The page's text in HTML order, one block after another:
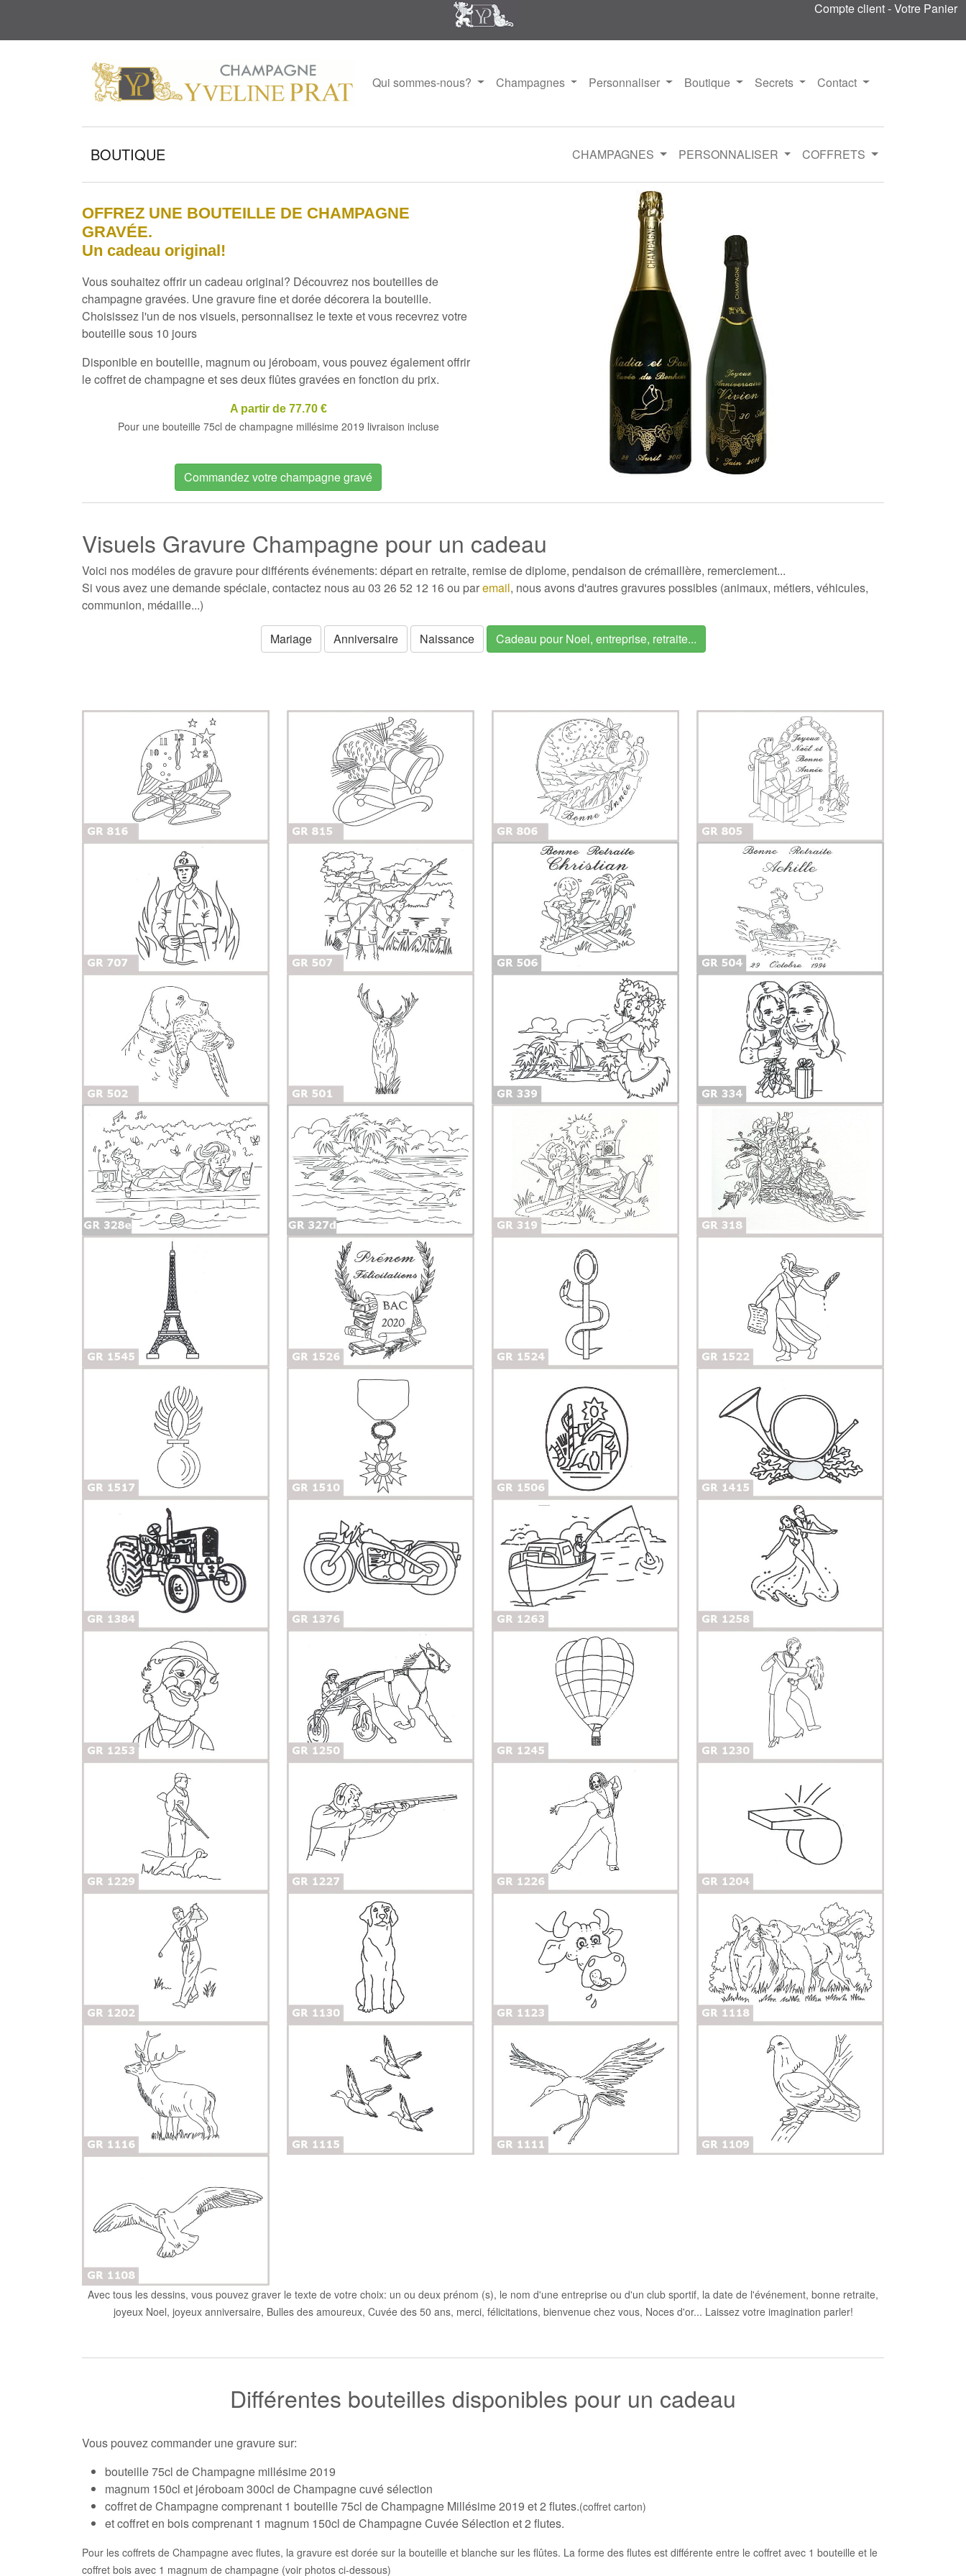
Compte client-Votre Panier
Qui sommes-nous? Champagnes Personnaliser Boutique Secrets Contact
BOUTIQUE CHAMPAGNES PERSONNALISER COFFRETS
OFFREZ UNE BOUTEILLE DE CHAMPAGNE
GRAVÉE.
Un cadeau original!
Vous souhaitez offrir un cadeau original? Découvrez nos bouteilles de
champagne gravées. Une gravure fine et dorée décorera la bouteille.
Choisissez l'un de nos visuels, personnalisez le texte et vous recevrez votre
bouteille sous 10 jours
Disponible en bouteille, magnum ou jéroboam, vous pouvez également offrir
le coffret de champagne et ses deux flûtes gravées en fonction du prix.
A partir de 77.70 €
Pour une bouteille 75cl de champagne millésime 2019 livraison incluse
Commandez votre champagne gravé
Visuels Gravure Champagne pour un cadeau
Voici nos modéles de gravure pour différents événements: départ en retraite, remise de diplome, pendaison de crémaillère, remerciement...
Si vous avez une demande spéciale, contactez nous au 03 26 52 12 16 ou paremail, nous avons d'autres gravures possibles (animaux, métiers, véhicules,
communion, médaille...)
Mariage Anniversaire Naissance Cadeau pour Noel, entreprise, retraite...
Avec tous les dessins, vous pouvez graver le texte de votre choix: un ou deux prénom (s), le nom d'une entreprise ou d'un club sportif, la date de l'événement, bonne retraite,
joyeux Noel, joyeux anniversaire, Bulles des amoureux, Cuvée des 50 ans, merci, félicitations, bienvenue chez vous, Noces d'or... Laissez votre imagination parler!
Différentes bouteilles disponibles pour un cadeau
Vous pouvez commander une gravure sur:
bouteille 75cl de Champagne millésime 2019
magnum 150cl et jéroboam 300cl de Champagne cuvé sélection
coffret de Champagne comprenant 1 bouteille 75cl de Champagne Millésime 2019 et 2 flutes.(coffret carton)
et coffret en bois comprenant 1 magnum 150cl de Champagne Cuvée Sélection et 2 flutes.
Pour les coffrets de Champagne avec flutes, la gravure est dorée sur la bouteille et blanche sur les flûtes. La forme des flutes est différente entre le coffret avec 1 bouteille et le
coffret bois avec 1 magnum de champagne (voir photos ci-dessous)